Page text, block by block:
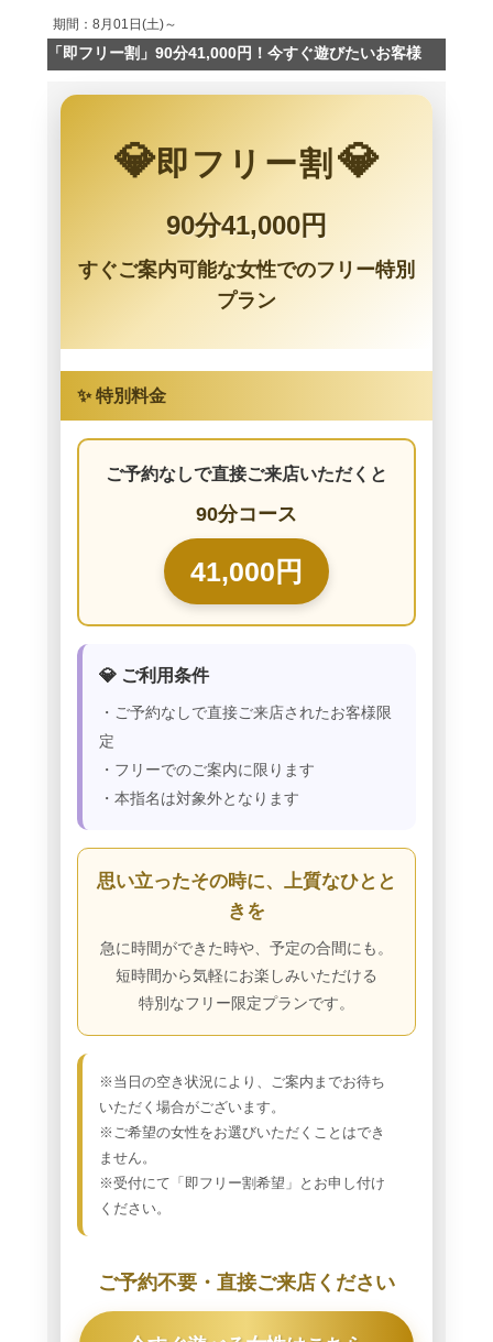
期間：8月01日(土)～
「即フリー割」90分41,000円！今すぐ遊びたいお客様
💎即フリー割 💎
90分41,000円
すぐご案内可能な女性でのフリー特別
プラン
✨ 特別料金
ご予約なしで直接ご来店いただくと
90分コース
41,000円
💎 ご利用条件
・ご予約なしで直接ご来店されたお客様限
定
・フリーでのご案内に限ります
・本指名は対象外となります
思い立ったその時に、上質なひとと
きを
急に時間ができた時や、予定の合間にも。
短時間から気軽にお楽しみいただける
特別なフリー限定プランです。
※当日の空き状況により、ご案内までお待ち
いただく場合がございます。
※ご希望の女性をお選びいただくことはでき
ません。
※受付にて「即フリー割希望」とお申し付け
ください。
ご予約不要・直接ご来店ください